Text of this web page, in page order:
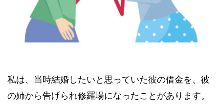
私は、当時結婚したいと思っていた彼の借金を、彼
の姉から告げられ修羅場になったことがあります。